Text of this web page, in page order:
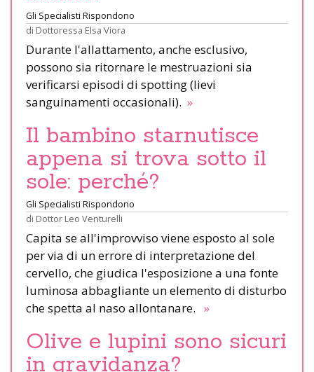
Gli Specialisti Rispondono
di Dottoressa Elsa Viora
Durante l'allattamento, anche esclusivo,
possono sia ritornare le mestruazioni sia
verificarsi episodi di spotting (lievi
sanguinamenti occasionali). »
Il bambino starnutisce
appena si trova sotto il
sole: perché?
Gli Specialisti Rispondono
di Dottor Leo Venturelli
Capita se all'improvviso viene esposto al sole
per via di un errore di interpretazione del
cervello, che giudica l'esposizione a una fonte
luminosa abbagliante un elemento di disturbo
che spetta al naso allontanare. »
Olive e lupini sono sicuri
in gravidanza?